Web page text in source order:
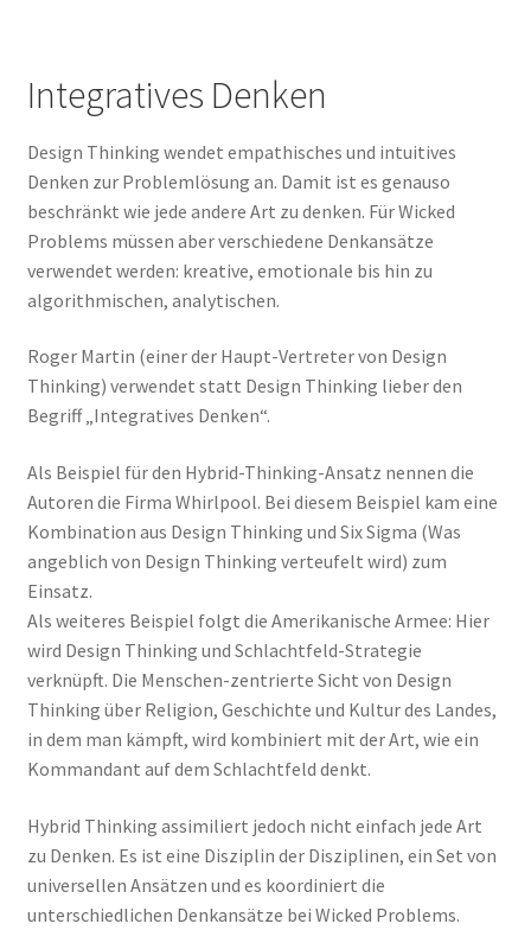
Integratives Denken
Design Thinking wendet empathisches und intuitives
Denken zur Problemlösung an. Damit ist es genauso
beschränkt wie jede andere Art zu denken. Für Wicked
Problems müssen aber verschiedene Denkansätze
verwendet werden: kreative, emotionale bis hin zu
algorithmischen, analytischen.
Roger Martin (einer der Haupt-Vertreter von Design
Thinking) verwendet statt Design Thinking lieber den
Begriff „Integratives Denken“.
Als Beispiel für den Hybrid-Thinking-Ansatz nennen die
Autoren die Firma Whirlpool. Bei diesem Beispiel kam eine
Kombination aus Design Thinking und Six Sigma (Was
angeblich von Design Thinking verteufelt wird) zum
Einsatz.
Als weiteres Beispiel folgt die Amerikanische Armee: Hier
wird Design Thinking und Schlachtfeld-Strategie
verknüpft. Die Menschen-zentrierte Sicht von Design
Thinking über Religion, Geschichte und Kultur des Landes,
in dem man kämpft, wird kombiniert mit der Art, wie ein
Kommandant auf dem Schlachtfeld denkt.
Hybrid Thinking assimiliert jedoch nicht einfach jede Art
zu Denken. Es ist eine Disziplin der Disziplinen, ein Set von
universellen Ansätzen und es koordiniert die
unterschiedlichen Denkansätze bei Wicked Problems.